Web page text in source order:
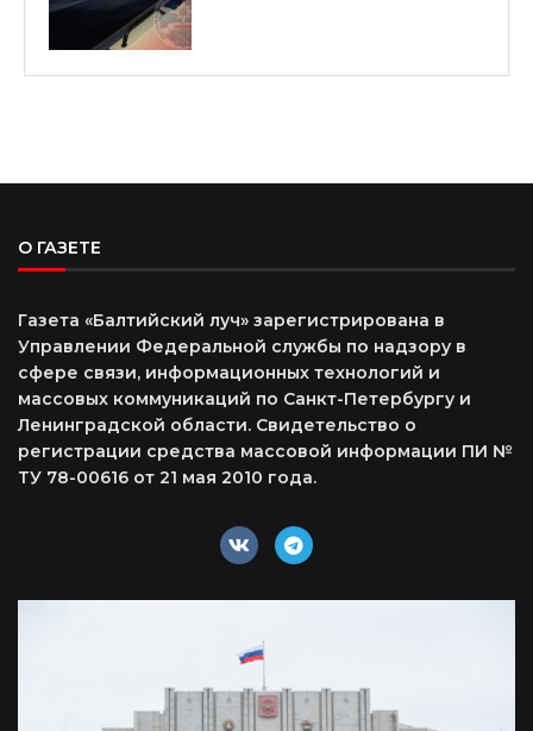
О ГАЗЕТЕ
Газета «Балтийский луч» зарегистрирована в
Управлении Федеральной службы по надзору в
сфере связи, информационных технологий и
массовых коммуникаций по Санкт-Петербургу и
Ленинградской области. Свидетельство о
регистрации средства массовой информации ПИ №
ТУ 78-00616 от 21 мая 2010 года.